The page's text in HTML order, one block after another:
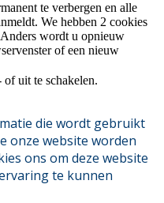
te verbergen en alle
We hebben 2 cookies
wordt u opnieuw
of een nieuw
uit te schakelen.
die wordt gebruikt
onze website worden
ons om deze website
te kunnen